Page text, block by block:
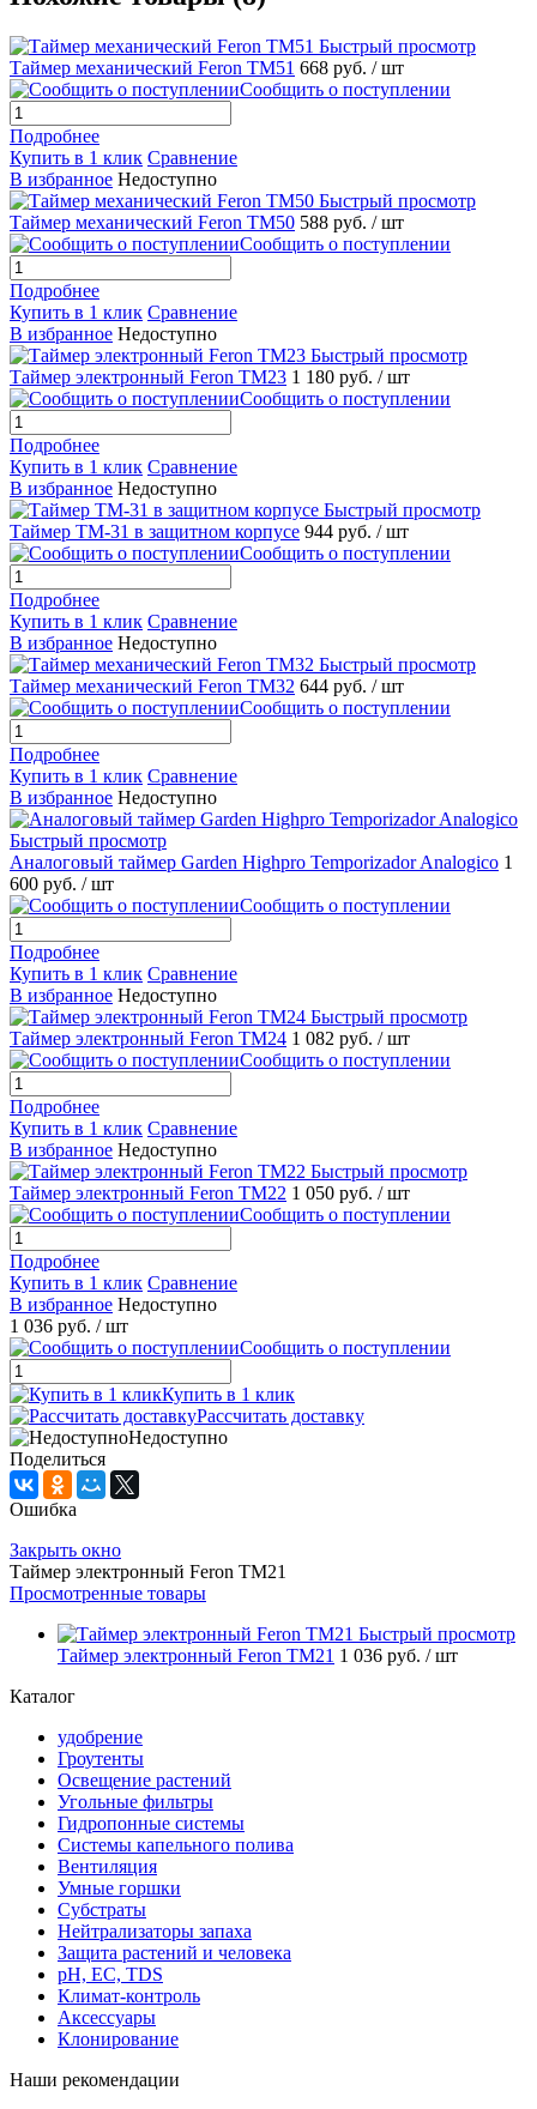
Быстрый просмотр
Таймер механический Feron ТМ51 668 руб. / шт
Сообщить о поступлении
Подробнее
Купить в 1 клик Сравнение
В избранное Недоступно
Быстрый просмотр
Таймер механический Feron ТМ50 588 руб. / шт
Сообщить о поступлении
Подробнее
Купить в 1 клик Сравнение
В избранное Недоступно
Быстрый просмотр
Таймер электронный Feron ТМ23 1 180 руб. / шт
Сообщить о поступлении
Подробнее
Купить в 1 клик Сравнение
В избранное Недоступно
Быстрый просмотр
Таймер ТМ-31 в защитном корпусе 944 руб. / шт
Сообщить о поступлении
Подробнее
Купить в 1 клик Сравнение
В избранное Недоступно
Быстрый просмотр
Таймер механический Feron TM32 644 руб. / шт
Сообщить о поступлении
Подробнее
Купить в 1 клик Сравнение
В избранное Недоступно
Быстрый просмотр
Аналоговый таймер Garden Highpro Temporizador Analogico 1
600 руб. / шт
Сообщить о поступлении
Подробнее
Купить в 1 клик Сравнение
В избранное Недоступно
Быстрый просмотр
Таймер электронный Feron ТМ24 1 082 руб. / шт
Сообщить о поступлении
Подробнее
Купить в 1 клик Сравнение
В избранное Недоступно
Быстрый просмотр
Таймер электронный Feron ТМ22 1 050 руб. / шт
Сообщить о поступлении
Подробнее
Купить в 1 клик Сравнение
В избранное Недоступно
1 036 руб. / шт
Сообщить о поступлении
Купить в 1 клик
Рассчитать доставку
Недоступно
Поделиться
Ошибка
Закрыть окно
Таймер электронный Feron ТМ21
Просмотренные товары
Быстрый просмотр
Таймер электронный Feron ТМ21 1 036 руб. / шт
Каталог
удобрение
Гроутенты
Освещение растений
Угольные фильтры
Гидропонные системы
Системы капельного полива
Вентиляция
Умные горшки
Субстраты
Нейтрализаторы запаха
Защита растений и человека
pH, EC, TDS
Климат-контроль
Аксессуары
Клонирование
Наши рекомендации